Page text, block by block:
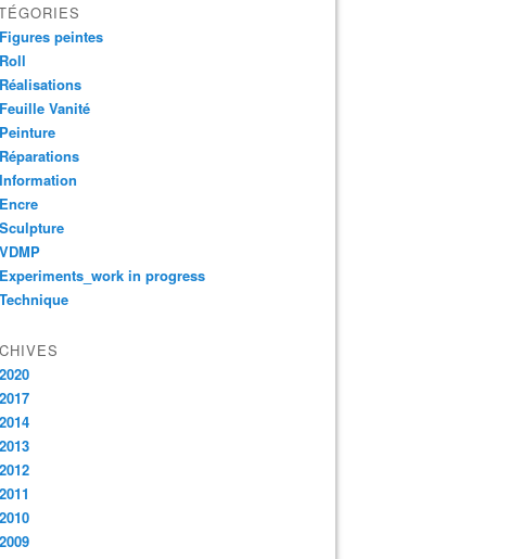
Figures peintes
Roll
Réalisations
Feuille Vanité
Peinture
Réparations
Information
Encre
Sculpture
VDMP
Experiments_work in progress
Technique
2020
2017
2014
2013
2012
2011
2010
2009